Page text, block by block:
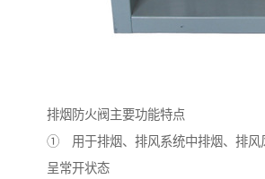
排烟防火阀主要功能特点
① 用于排烟、排风系统中排烟、排风
呈常开状态